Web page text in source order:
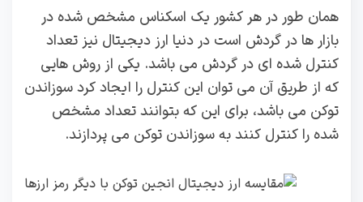
همان طور در هر کشور یک اسکناس مشخص شده در
بازار ها در گردش است در دنیا ارز دیجیتال نیز تعداد
کنترل شده ای در گردش می باشد. یکی از روش هایی
که از طریق آن می توان این کنترل را ایجاد کرد سوزاندن
توکن می باشد، برای این که بتوانند تعداد مشخص
شده را کنترل کنند به سوزاندن توکن می پردازند.